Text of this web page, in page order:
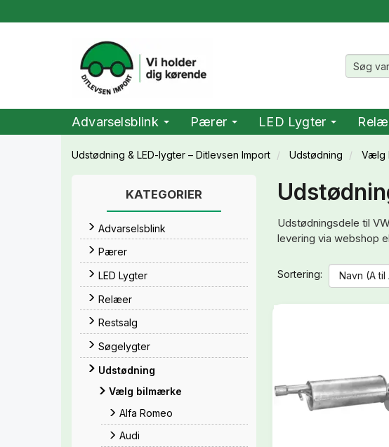
Advarselsblink Pærer LED Lygter
Udstødning & LED-lygter – Ditlevsen Import Udstødning Vælg
KATEGORIER
Advarselsblink
Pærer
LED Lygter
Relæer
Restsalg
Søgelygter
Udstødning
Vælg bilmærke
Alfa Romeo
Audi
Udstødningsdele til
levering via webshop
Sortering: